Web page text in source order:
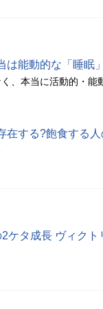
は能動的な「睡眠
、本当に活動的・能
在する?飽食する
ケタ成長 ヴィク